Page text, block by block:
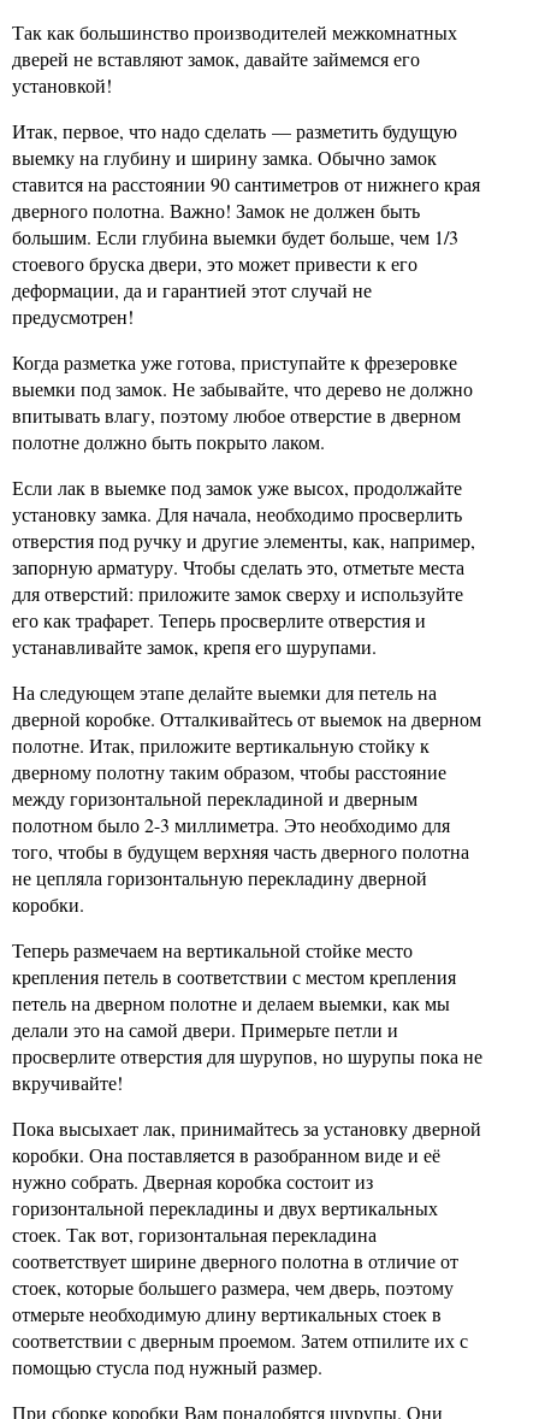
Так как большинство производителей межкомнатных
дверей не вставляют замок, давайте займемся его
установкой!
Итак, первое, что надо сделать — разметить будущую
выемку на глубину и ширину замка. Обычно замок
ставится на расстоянии 90 сантиметров от нижнего края
дверного полотна. Важно! Замок не должен быть
большим. Если глубина выемки будет больше, чем 1/3
стоевого бруска двери, это может привести к его
деформации, да и гарантией этот случай не
предусмотрен!
Когда разметка уже готова, приступайте к фрезеровке
выемки под замок. Не забывайте, что дерево не должно
впитывать влагу, поэтому любое отверстие в дверном
полотне должно быть покрыто лаком.
Если лак в выемке под замок уже высох, продолжайте
установку замка. Для начала, необходимо просверлить
отверстия под ручку и другие элементы, как, например,
запорную арматуру. Чтобы сделать это, отметьте места
для отверстий: приложите замок сверху и используйте
его как трафарет. Теперь просверлите отверстия и
устанавливайте замок, крепя его шурупами.
На следующем этапе делайте выемки для петель на
дверной коробке. Отталкивайтесь от выемок на дверном
полотне. Итак, приложите вертикальную стойку к
дверному полотну таким образом, чтобы расстояние
между горизонтальной перекладиной и дверным
полотном было 2-3 миллиметра. Это необходимо для
того, чтобы в будущем верхняя часть дверного полотна
не цепляла горизонтальную перекладину дверной
коробки.
Теперь размечаем на вертикальной стойке место
крепления петель в соответствии с местом крепления
петель на дверном полотне и делаем выемки, как мы
делали это на самой двери. Примерьте петли и
просверлите отверстия для шурупов, но шурупы пока не
вкручивайте!
Пока высыхает лак, принимайтесь за установку дверной
коробки. Она поставляется в разобранном виде и её
нужно собрать. Дверная коробка состоит из
горизонтальной перекладины и двух вертикальных
стоек. Так вот, горизонтальная перекладина
соответствует ширине дверного полотна в отличие от
стоек, которые большего размера, чем дверь, поэтому
отмерьте необходимую длину вертикальных стоек в
соответствии с дверным проемом. Затем отпилите их с
помощью стусла под нужный размер.
При сборке коробки Вам понадобятся шурупы. Они